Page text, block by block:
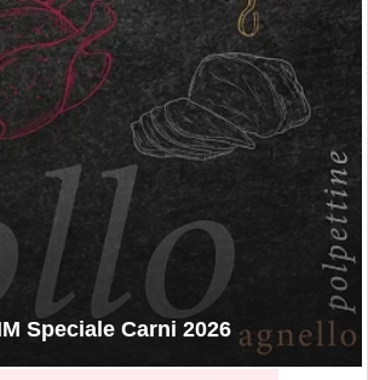
Speciale Carni 2026